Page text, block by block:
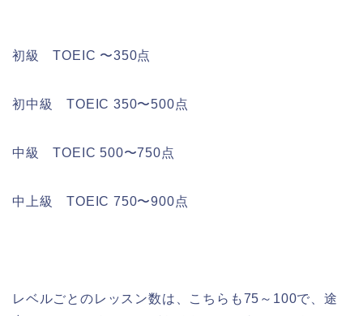
初級 TOEIC 〜350点
初中級 TOEIC 350〜500点
中級 TOEIC 500〜750点
中上級 TOEIC 750〜900点
レベルごとのレッスン数は、こちらも75～100で、途